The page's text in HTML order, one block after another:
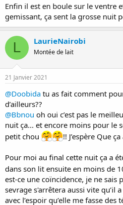
Enfin il est en boule sur le ventre
gemissant, ça sent la grosse nuit
L LaurieNairobi
Montée de lait
21 Janvier 2021
@Doobida tu as fait comment
d’ailleurs??
@Bbnou oh oui c’est pas le
nuit ça... et encore moins pour le
petit chou
!! J’espère Que
Pour moi au final cette nuit ça a
dans son lit ensuite en moins de
est-ce une coïncidence, je ne sais
sevrage s'arrêtera aussi vite qu’il
avec l’espoir qu’elle me fasse des